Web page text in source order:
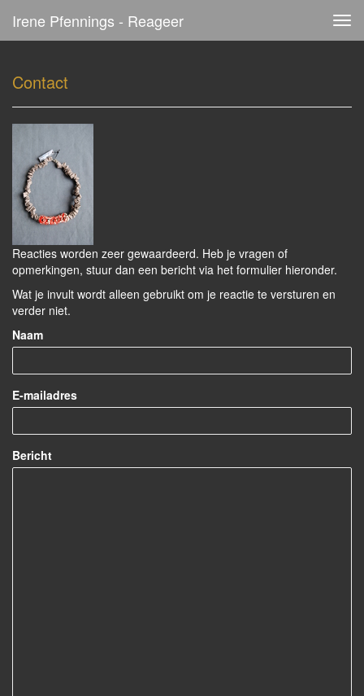
Irene Pfennings - Reageer
Contact
Reacties worden zeer gewaardeerd. Heb je vragen of
opmerkingen, stuur dan een bericht via het formulier hieronder.
Wat je invult wordt alleen gebruikt om je reactie te versturen en
verder niet.
Naam
E-mailadres
Bericht